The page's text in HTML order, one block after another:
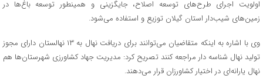
اولویت اجرای طرح‌های توسعه اصلاح، جایگزینی و همینطور توسعه باغ‌ها در
زمین‌های شیب‌دار استان گیلان توزیع و استفاده می‌شود.
وی با اشاره به اینکه متقاضیان می‌توانند برای دریافت نهال به ۱۳ نهالستان دارای مجوز
تولید نهال شناسه دار مراجعه کنند تصریح کرد: مدیریت جهاد کشاورزی شهرستان‌ها هم
نهال یارانه‌ای در اختیار کشاورزان قرار می‌دهند.